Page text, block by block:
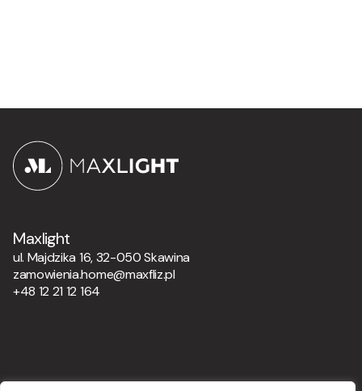
Maxlight
ul. Majdzika 16, 32-050 Skawina
zamowienia.home@maxfliz.pl
+48 12 21 12 164